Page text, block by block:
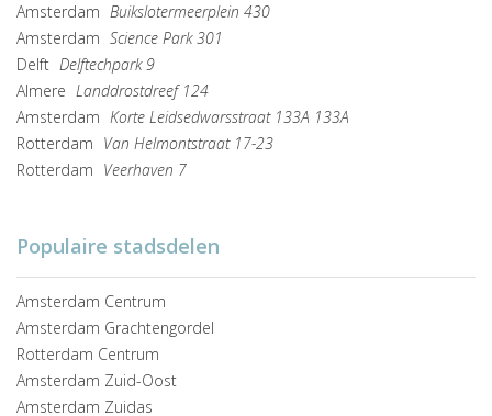
Amsterdam Buikslotermeerplein 430
Amsterdam Science Park 301
Delft Delftechpark 9
Almere Landdrostdreef 124
Amsterdam Korte Leidsedwarsstraat 133A 133A
Rotterdam Van Helmontstraat 17-23
Rotterdam Veerhaven 7
Populaire stadsdelen
Amsterdam Centrum
Amsterdam Grachtengordel
Rotterdam Centrum
Amsterdam Zuid-Oost
Amsterdam Zuidas